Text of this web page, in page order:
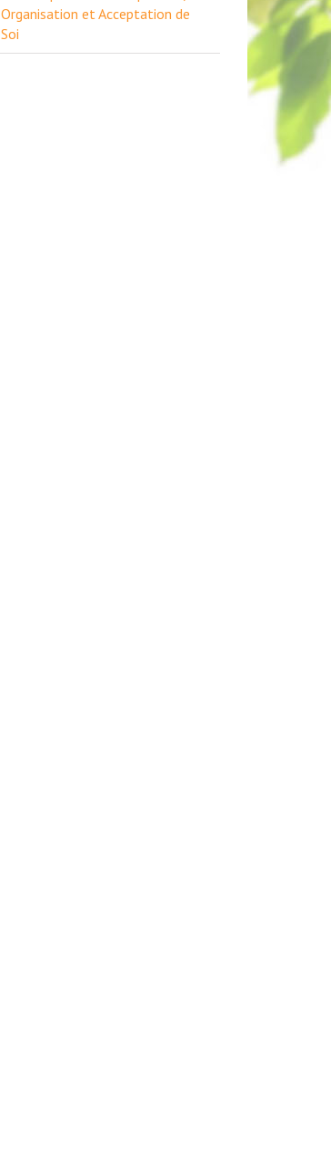
Organisation et Acceptation de
Soi